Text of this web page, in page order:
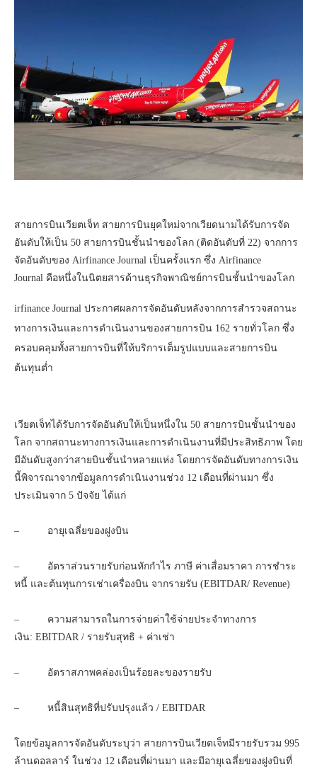
สายการบินเวียตเจ็ท สายการบินยุคใหม่จากเวียดนามได้รับการจัด
อันดับให้เป็น 50 สายการบินชั้นนำของโลก (ติดอันดับที่ 22) จากการ
จัดอันดับของ Airfinance Journal เป็นครั้งแรก ซึ่ง Airfinance
Journal คือหนึ่งในนิตยสารด้านธุรกิจพาณิชย์การบินชั้นนำของโลก
irfinance Journal ประกาศผลการจัดอันดับหลังจากการสำรวจสถานะ
ทางการเงินและการดำเนินงานของสายการบิน 162 รายทั่วโลก ซึ่ง
ครอบคลุมทั้งสายการบินที่ให้บริการเต็มรูปแบบและสายการบิน
ต้นทุนต่ำ
เวียตเจ็ทได้รับการจัดอันดับให้เป็นหนึ่งใน 50 สายการบินชั้นนำของ
โลก จากสถานะทางการเงินและการดำเนินงานที่มีประสิทธิภาพ โดย
มีอันดับสูงกว่าสายบินชั้นนำหลายแห่ง โดยการจัดอันดับทางการเงิน
นี้พิจารณาจากข้อมูลการดำเนินงานช่วง 12 เดือนที่ผ่านมา ซึ่ง
ประเมินจาก 5 ปัจจัย ได้แก่
– อายุเฉลี่ยของฝูงบิน
– อัตราส่วนรายรับก่อนหักกำไร ภาษี ค่าเสื่อมราคา การชำระ
หนี้ และต้นทุนการเช่าเครื่องบิน จากรายรับ (EBITDAR/ Revenue)
– ความสามารถในการจ่ายค่าใช้จ่ายประจำทางการ
เงิน: EBITDAR / รายรับสุทธิ + ค่าเช่า
– อัตราสภาพคล่องเป็นร้อยละของรายรับ
– หนี้สินสุทธิที่ปรับปรุงแล้ว / EBITDAR
โดยข้อมูลการจัดอันดับระบุว่า สายการบินเวียตเจ็ทมีรายรับรวม 995
ล้านดอลลาร์ ในช่วง 12 เดือนที่ผ่านมา และมีอายุเฉลี่ยของฝูงบินที่